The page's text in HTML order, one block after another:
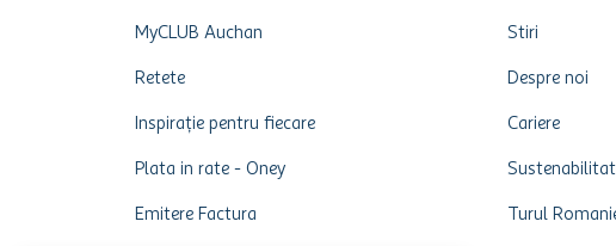
MyCLUB Auchan
Retete
Inspirație pentru fiecare
Plata in rate - Oney
Emitere Factura
Stiri
Despre noi
Cariere
Turul